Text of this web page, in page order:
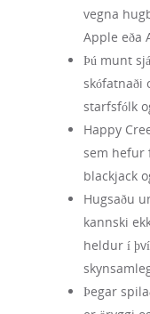
vegna
Apple eða
Þú munt
skófatnaði
starfsfólk
Happy
sem hefur
blackjack
Hugsaðu
kannski
heldur í
Þegar